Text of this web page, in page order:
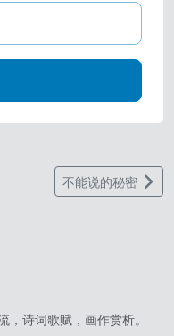
不能说的秘密
，诗词歌赋，画作赏析。